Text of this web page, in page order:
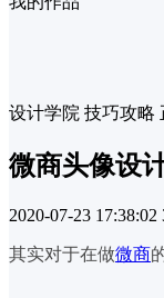
设计学院 技巧攻略
微商头像设
2020-07-23 17:38:02
其实对于在做微商